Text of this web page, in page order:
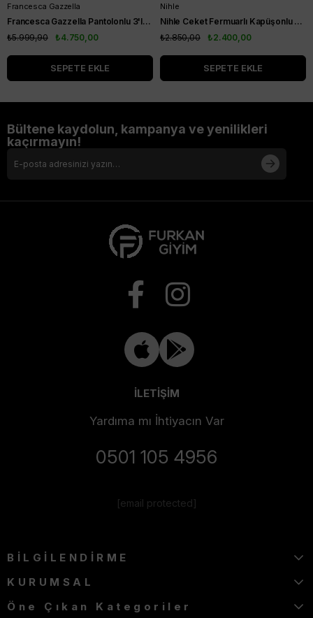
Francesca Gazzella
Francesca Gazzella Pantolonlu 3'lü Takım Siyah
₺4.750,00
₺5.999,90
SEPETE EKLE
Nihle
Nihle Ceket Fermuarlı Kapüşonlu Pantolonlu Spor Bayan Takım Siyah
₺2.400,00
₺2.850,00
SEPETE EKLE
Bültene kaydolun, kampanya ve yenilikleri
kaçırmayın!
İLETİŞİM
Yardıma mı İhtiyacın Var
0501 105 4956
[email protected]
BİLGİLENDİRME
KURUMSAL
Öne Çıkan Kategoriler